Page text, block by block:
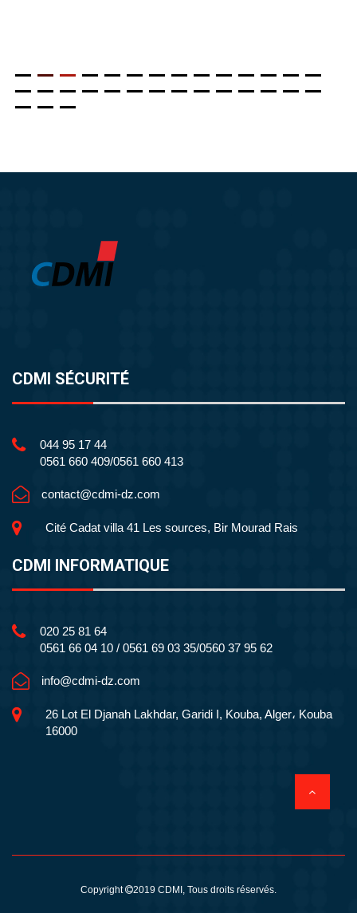
CDMI SÉCURITÉ
044 95 17 44
0561 660 409/0561 660 413
contact@cdmi-dz.com
Cité Cadat villa 41 Les sources, Bir Mourad Rais
CDMI INFORMATIQUE
020 25 81 64
0561 66 04 10 / 0561 69 03 35/0560 37 95 62
info@cdmi-dz.com
26 Lot El Djanah Lakhdar, Garidi I, Kouba, Alger، Kouba
16000
Copyright 2019 CDMI , Tous droits réservés.